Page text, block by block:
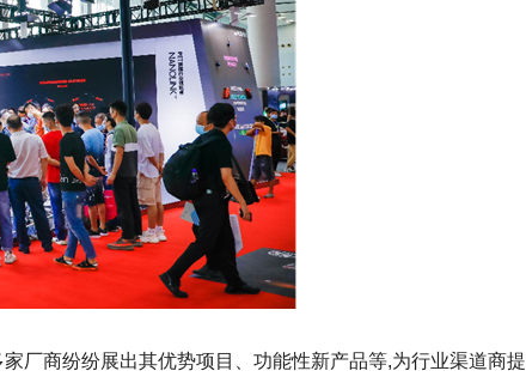
厂商纷纷展出其优势项目、功能性新产品等,为行业渠道商提